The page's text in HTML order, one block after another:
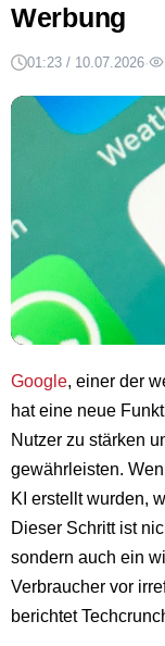
Werbung
01:23 / 10.07.2026·
Google, einer der
hat eine neue
Nutzer zu stärken
gewährleisten.
KI erstellt wurden,
Dieser Schritt ist
sondern auch ein
Verbraucher vor
berichtet